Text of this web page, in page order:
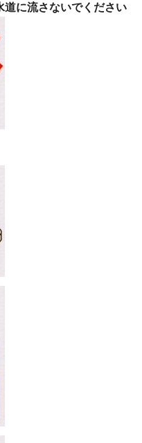
に流さないでください